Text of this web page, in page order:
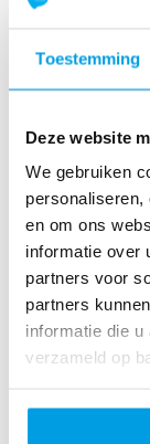
Toestemming
Deze website
We gebruiken
en om ons
informatie over
partners voor
partners
informatie die
verzameld op